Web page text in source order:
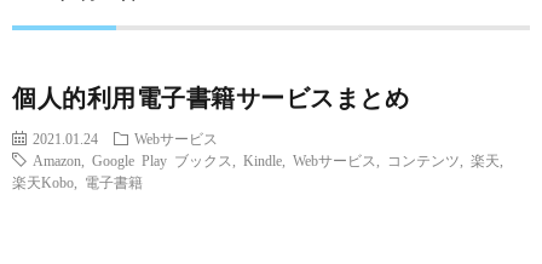
研
個人的利用電子書籍サービスまとめ
2021.01.24
Webサービス
Amazon
Google Play ブックス Kindle Webサービス コンテンツ 楽天
楽天Kobo
電子書籍